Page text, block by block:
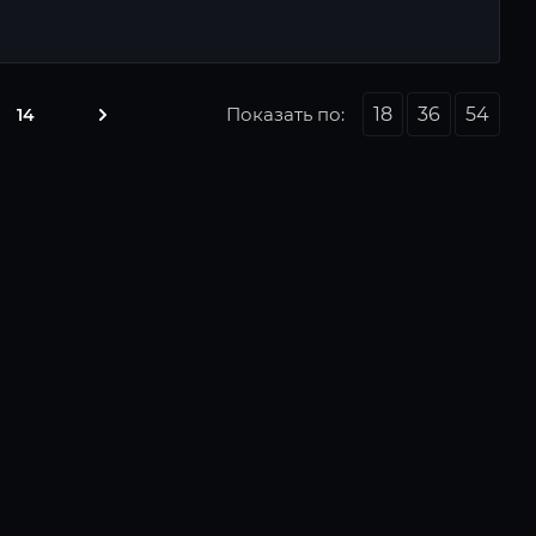
14 Показать по: 18 36 54